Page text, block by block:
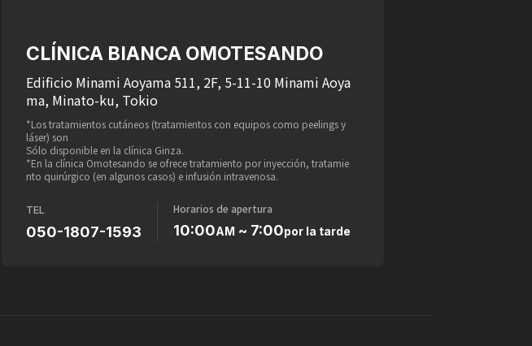
CLÍNICA BIANCA OMOTESANDO
Edificio Minami Aoyama 511, 2F, 5-11-10 Minami Aoya
ma, Minato-ku, Tokio
*Los tratamientos cutáneos (tratamientos con equipos como peelings y
láser) son
Sólo disponible en la clínica Ginza.
*En la clínica Omotesando se ofrece tratamiento por inyección, tratamie
nto quirúrgico (en algunos casos) e infusión intravenosa.
TEL
050-1807-1593
Horarios de apertura
10:00AM ~ 7:00por la tarde